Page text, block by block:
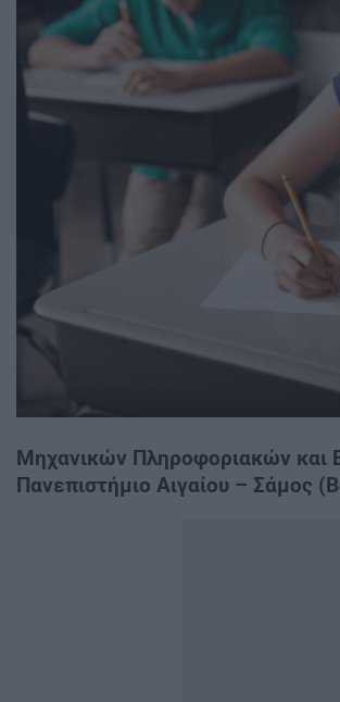
Μηχανικών Πληροφοριακών και
Πανεπιστήμιο Αιγαίου – Σάμος